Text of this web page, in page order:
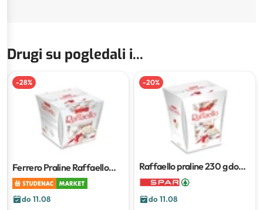
Drugi su pogledali i...
-28%
Ferrero Praline Raffaello
150 g
do 11.08
-20%
Raffaello praline230 g do
260 g
do 11.08